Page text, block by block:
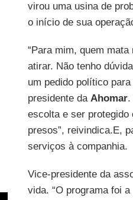
virou uma usina de
o início de sua
“Para mim, quem
atirar. Não tenho
um pedido político
presidente da Ahomar.
escolta e ser protegido
presos”, reivindica.E,
serviços à companhia.
Vice-presidente da
vida. “O programa foi